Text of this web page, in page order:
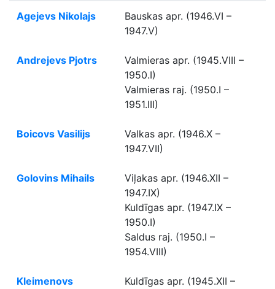
Agejevs Nikolajs
Bauskas apr. (1946.VI –
1947.V)
Andrejevs Pjotrs
Valmieras apr. (1945.VIII –
1950.I)
Valmieras raj. (1950.I –
1951.III)
Boicovs Vasilijs
Valkas apr. (1946.X –
1947.VII)
Golovins Mihails
Viļakas apr. (1946.XII –
1947.IX)
Kuldīgas apr. (1947.IX –
1950.I)
Saldus raj. (1950.I –
1954.VIII)
Kleimenovs
Kuldīgas apr. (1945.XII –